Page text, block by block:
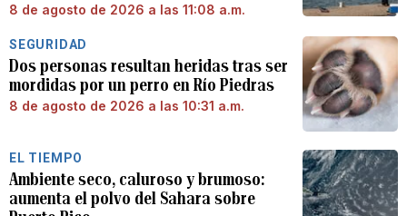
8 de agosto de 2026 a las 11:08 a.m.
SEGURIDAD
Dos personas resultan heridas tras ser
mordidas por un perro en Río Piedras
8 de agosto de 2026 a las 10:31 a.m.
EL TIEMPO
Ambiente seco, caluroso y brumoso:
aumenta el polvo del Sahara sobre